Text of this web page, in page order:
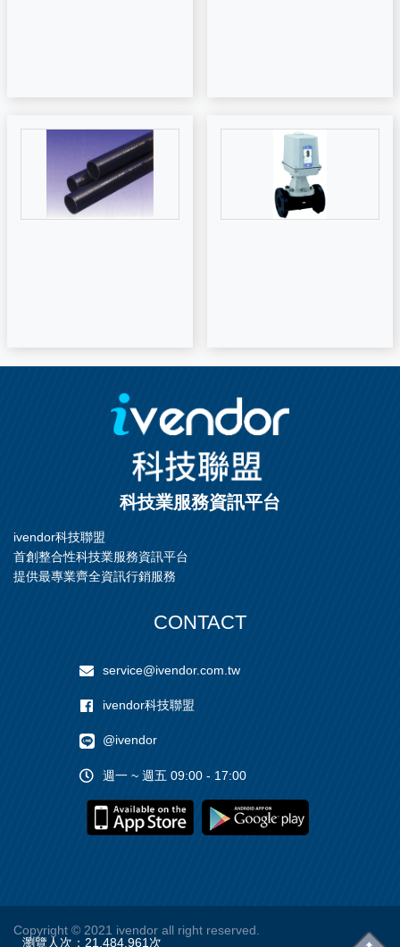
科技業服務資訊平台
ivendor科技聯盟
首創整合性科技業服務資訊平台
提供最專業齊全資訊行銷服務
CONTACT
service@ivendor.com.tw
ivendor科技聯盟
@ivendor
週一 ~ 週五 09:00 - 17:00
Copyright © 2021 ivendor all right reserved.
瀏覽人次： 21,484,961 次